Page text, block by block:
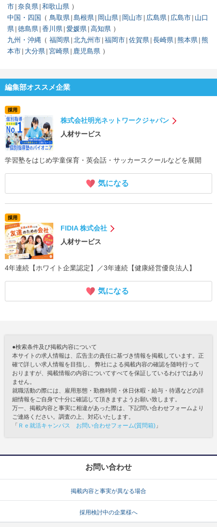
市 奈良県 和歌山県
中国・四国
鳥取県 島根県 岡山県 岡山市 広島県 広島市 山口
県 徳島県 香川県 愛媛県 高知県
九州・沖縄
福岡県 北九州市 福岡市 佐賀県 長崎県 熊本県 熊
本市 大分県 宮崎県 鹿児島県
編集部オススメ企業
採用
株式会社明光ネットワークジャパン
人材サービス
学習塾をはじめ学童保育・英会話・サッカースクールなどを展開
気になる
採用
FIDIA 株式会社
人材サービス
4年連続【ホワイト企業認定】／3年連続【健康経営優良法人】
気になる
●検索条件及び掲載内容について
本サイトの求人情報は、広告主の責任に基づき情報を掲載しています。正
確で詳しい求人情報を目指し、 弊社による掲載内容の確認を随時行って
おりますが、掲載情報の内容についてすべてを保証しているわけではあり
ません。
就職活動の際には、雇用形態・勤務時間・休日休暇・給与・待遇などの詳
細情報をご自身で十分に確認して頂きますようお願い致します。
万一、掲載内容と事実に相違があった際は、下記問い合わせフォームより
ご連絡ください。調査の上、対応いたします。
「 Ｒｅ就活キャンパス お問い合わせフォーム(質問箱) 」
お問い合わせ
掲載内容と事実が異なる場合
採用検討中の企業様へ